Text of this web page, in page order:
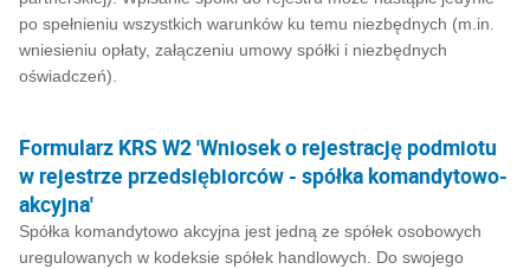
po spełnieniu wszystkich warunków ku temu niezbędnych (m.in.
wniesieniu opłaty, załączeniu umowy spółki i niezbędnych
oświadczeń).
Formularz KRS W2 'Wniosek o rejestrację podmiotu
w rejestrze przedsiębiorców - spółka komandytowo-
akcyjna'
Spółka komandytowo akcyjna jest jedną ze spółek osobowych
uregulowanych w kodeksie spółek handlowych. Do swojego